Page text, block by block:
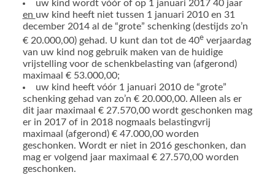
uw kind wordt vóór of op 1 januari 2017 40 jaar
en uw kind heeft niet tussen 1 januari 2010 en 31
december 2014 al de “grote” schenking (destijds zo’n
€ 20.000,00) gehad. U kunt dan tot de 40everjaardag
van uw kind nog gebruik maken van de huidige
vrijstelling voor de schenkbelasting van (afgerond)
maximaal € 53.000,00;
uw kind heeft vóór 1 januari 2010 de “grote”
schenking gehad van zo’n € 20.000,00. Alleen als er
dit jaar maximaal € 27.570,00 wordt geschonken mag
er in 2017 of in 2018 nogmaals belastingvrij
maximaal (afgerond) € 47.000,00 worden
geschonken. Wordt er niet in 2016 geschonken, dan
mag er volgend jaar maximaal € 27.570,00 worden
geschonken.